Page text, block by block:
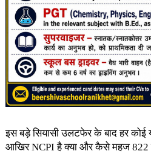
इस बड़े सियासी उलटफेर के बाद हर
आखिर NCPI है क्या और कैसे महज 822